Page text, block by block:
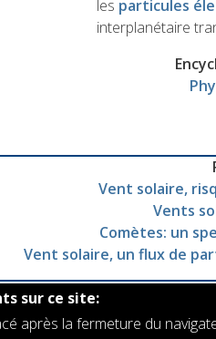
les particules
interplanétaire
Vent solaire,
Vents
Comètes: un
Vent solaire, un flux de
sur ce site:
après la fermeture du